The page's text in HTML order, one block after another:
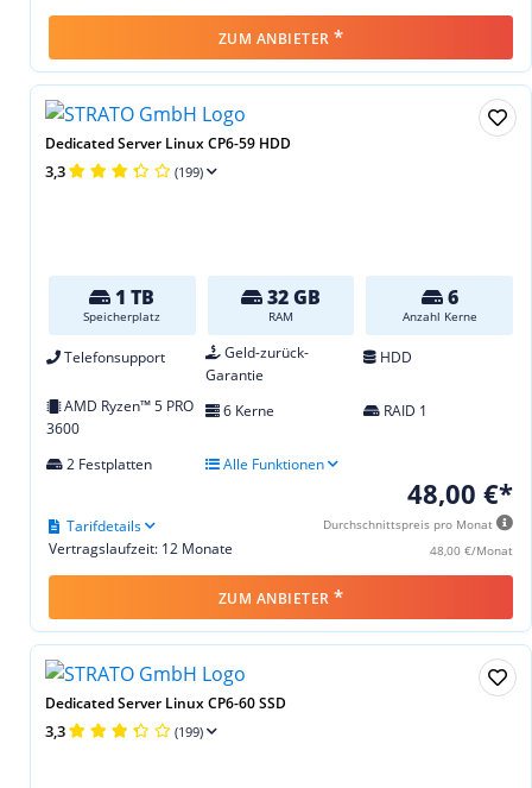
ZUM ANBIETER *
Dedicated Server Linux CP6-59 HDD
3,3 (199)
1 TB
Speicherplatz
32 GB
RAM
6
Anzahl Kerne
Telefonsupport
Geld-zurück-
Garantie
HDD
AMD Ryzen™ 5 PRO
3600
6 Kerne RAID 1
2 Festplatten Alle Funktionen
48,00 €*
Durchschnittspreis pro Monat
48,00 €/Monat
Vertragslaufzeit: 12 Monate
Tarifdetails
ZUM ANBIETER *
Dedicated Server Linux CP6-60 SSD
3,3 (199)